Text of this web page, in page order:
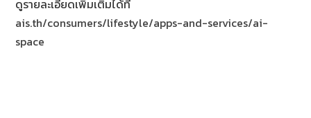
ดูรายละเอียดเพิ่มเติมได้ที่
ais.th/consumers/lifestyle/apps-and-services/ai-
space